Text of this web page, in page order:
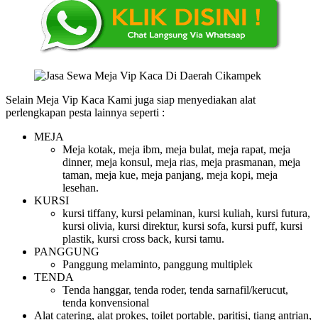
Selain Meja Vip Kaca Kami juga siap menyediakan alat
perlengkapan pesta lainnya seperti :
MEJA
Meja kotak, meja ibm, meja bulat, meja rapat, meja
dinner, meja konsul, meja rias, meja prasmanan, meja
taman, meja kue, meja panjang, meja kopi, meja
lesehan.
KURSI
kursi tiffany, kursi pelaminan, kursi kuliah, kursi futura,
kursi olivia, kursi direktur, kursi sofa, kursi puff, kursi
plastik, kursi cross back, kursi tamu.
PANGGUNG
Panggung melaminto, panggung multiplek
TENDA
Tenda hanggar, tenda roder, tenda sarnafil/kerucut,
tenda konvensional
Alat catering, alat prokes, toilet portable, paritisi, tiang antrian,